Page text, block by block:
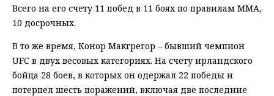
Всего на его счету 11 побед в 11 боях по правилам ММА,
10 досрочных.
В то же время, Конор Макгрегор – бывший чемпион
UFC в двух весовых категориях. На счету ирландского
бойца 28 боев, в которых он одержал 22 победы и
потерпел шесть поражений, включая две последние